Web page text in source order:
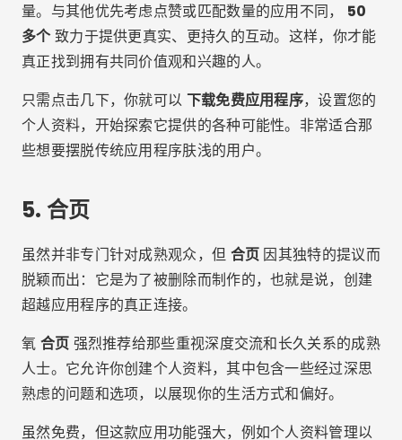
量。与其他优先考虑点赞或匹配数量的应用不同， 50
多个致力于提供更真实、更持久的互动。这样，你才能
真正找到拥有共同价值观和兴趣的人。
只需点击几下，你就可以 下载免费应用程序，设置您的
个人资料，开始探索它提供的各种可能性。非常适合那
些想要摆脱传统应用程序肤浅的用户。
5. 合页
虽然并非专门针对成熟观众，但 合页 因其独特的提议而
脱颖而出：它是为了被删除而制作的，也就是说，创建
超越应用程序的真正连接。
氧 合页 强烈推荐给那些重视深度交流和长久关系的成熟
人士。它允许你创建个人资料，其中包含一些经过深思
熟虑的问题和选项，以展现你的生活方式和偏好。
虽然免费，但这款应用功能强大，例如个人资料管理以